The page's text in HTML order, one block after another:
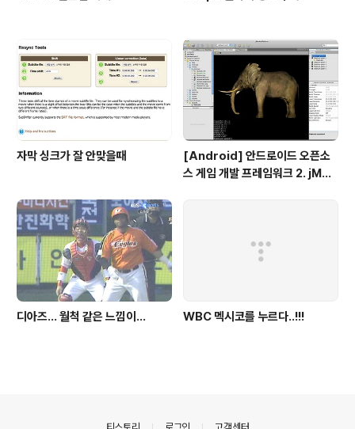
자막 싱크가 잘 안맞을때
[Android] 안드로이드 오픈소
스 게임 개발 프레임워크 2. jMon
디아즈... 월척 같은 느낌이... WBC 멕시코를 누르다..!!!